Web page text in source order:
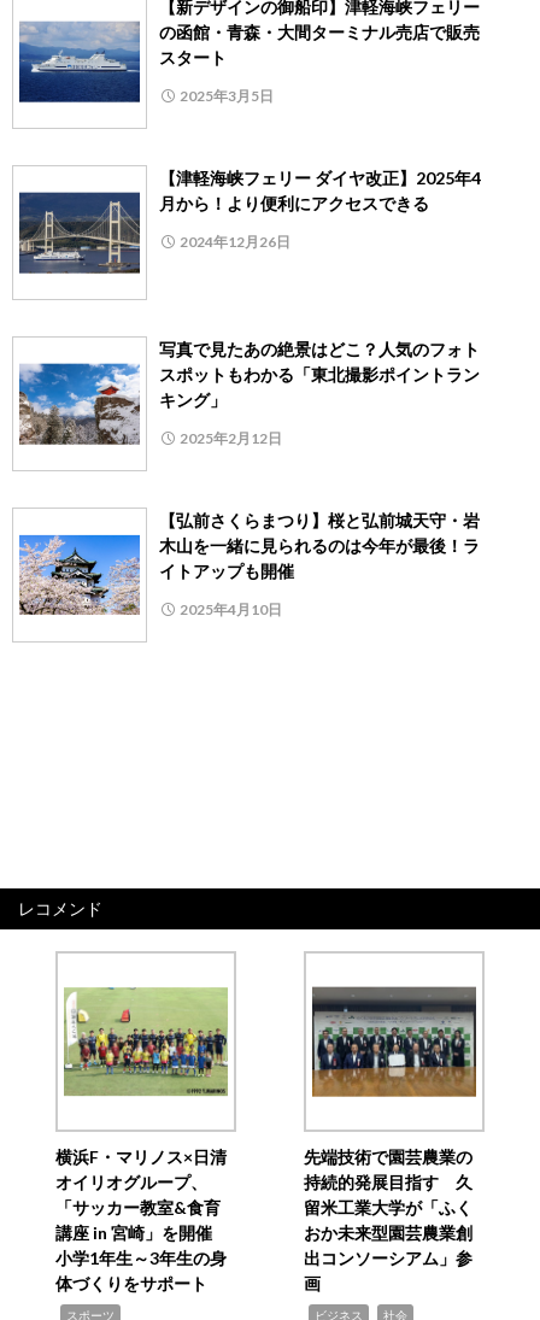
【新デザインの御船印】津軽海峡フェリー
の函館・青森・大間ターミナル売店で販売
スタート
2025年3月5日
【津軽海峡フェリー ダイヤ改正】2025年4
月から！より便利にアクセスできる
2024年12月26日
写真で見たあの絶景はどこ？人気のフォト
スポットもわかる「東北撮影ポイントラン
キング」
2025年2月12日
【弘前さくらまつり】桜と弘前城天守・岩
木山を一緒に見られるのは今年が最後！ラ
イトアップも開催
2025年4月10日
レコメンド
横浜F・マリノス×日清
オイリオグループ、
「サッカー教室&食育
講座 in 宮崎」を開催
小学1年生～3年生の身
体づくりをサポート
スポーツ
先端技術で園芸農業の
持続的発展目指す 久
留米工業大学が「ふく
おか未来型園芸農業創
出コンソーシアム」参
画
ビジネス 社会